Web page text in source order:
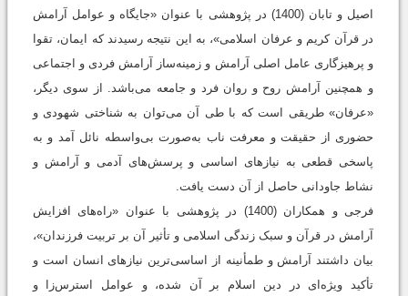
اصیل و تابان (1400) در پژوهشی با عنوان «جایگاه و عوامل آرامش
در قرآن کریم و عرفان اسلامی»، به این نتیجه رسیدند که ایمان، تقوا
و پرهیزگاری عامل اصلی آرامش و زمینه‌ساز آرامش فردی و اجتماعی
و همچنین آرامش روح و روان فرد و جامعه می‌باشد. از سوی دیگر،
«عرفان» طریقی است که با طی آن می‌توان به شناختی شهودی و
حضوری از حقیقت و معرفت ناب به‌صورت بی‌واسطه نائل آمد و به
پاسخی قطعی به نیازهای اساسی و پرسش‌های آدمی و آرامش و
نشاط جاودانی حاصل از آن دست یافت.
فرجی و همکاران (1400) در پژوهشی با عنوان «راه‌های افزایش
آرامش در قرآن و سبک زندگی اسلامی و تأثیر آن بر تربیت فرزندان»،
بیان داشتند آرامش و طمأنینه از اساسی‌ترین نیازهای انسان است و
تأکید ویژه‌ای در دین اسلام بر آن شده، و عوامل استرس‌زا و